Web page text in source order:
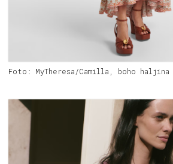
Foto: MyTheresa/Camilla, boho haljina